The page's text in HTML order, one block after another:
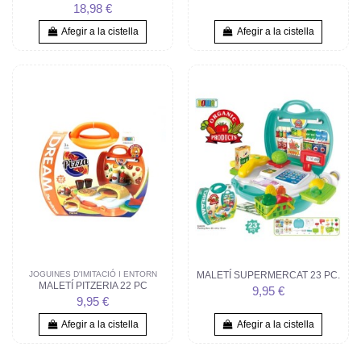
18,98 €
Afegir a la cistella Afegir a la cistella
JOGUINES D'IMITACIÓ I ENTORN
MALETÍ PITZERIA 22 PC
9,95 €
Afegir a la cistella
MALETÍ SUPERMERCAT 23 PC.
9,95 €
Afegir a la cistella